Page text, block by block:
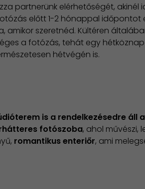
partnerünk elérhetőségét, akinél
előtt 1-2 hónappal
amikor szeretnéd. Kültéren
a fotózás, tehát egy
hétvégén is.
is a rendelkezésedre áll
fotószoba, ahol művészi,
romantikus enteriőr, ami